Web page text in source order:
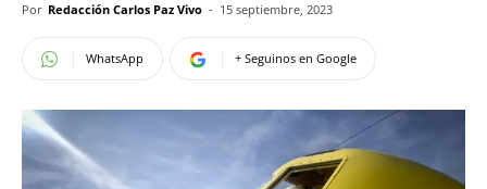
Por Redacción Carlos Paz Vivo - 15 septiembre, 2023
WhatsApp + Seguinos en Google